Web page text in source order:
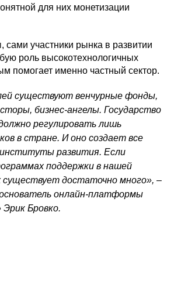
для них монетизации
сами участники рынка в развитии
роль высокотехнологичных
помогает именно частный сектор.
существуют венчурные фонды,
бизнес-ангелы. Государство
регулировать лишь
в стране. И оно создает все
развития. Если
поддержки в нашей
существует достаточно много», –
онлайн-платформы
Эрик Бровко.